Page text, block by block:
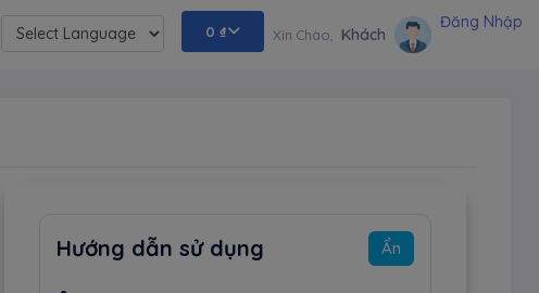
Powered by
0 ₫ Xin Chào, Khách
Đăng Nhập
Hướng dẫn sử dụng Ẩn